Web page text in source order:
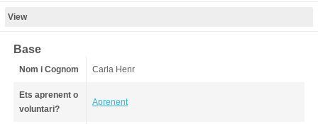
View
Base
Nom i Cognom Carla Henr
Ets aprenent o
voluntari?
Aprenent